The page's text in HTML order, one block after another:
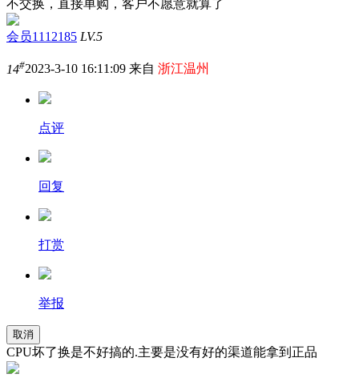
不交换，直接单购，客户不愿意就算了
会员1112185 LV.5
14#2023-3-10 16:11:09 来自 浙江温州
点评
回复
打赏
举报
取消
CPU坏了换是不好搞的.主要是没有好的渠道能拿到正品